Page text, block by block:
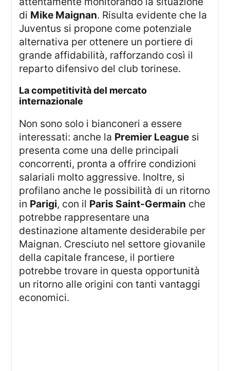
di Mike Maignan. Risulta evidente che la
Juventus si propone come potenziale
alternativa per ottenere un portiere di
grande affidabilità, rafforzando così il
reparto difensivo del club torinese.
la competitività del mercato
internazionale
Non sono solo i bianconeri a essere
interessati: anche la Premier League si
presenta come una delle principali
concorrenti, pronta a offrire condizioni
salariali molto aggressive. Inoltre, si
profilano anche le possibilità di un ritorno
in Parigi, con il Paris Saint-Germain che
potrebbe rappresentare una
destinazione altamente desiderabile per
Maignan. Cresciuto nel settore giovanile
della capitale francese, il portiere
potrebbe trovare in questa opportunità
un ritorno alle origini con tanti vantaggi
economici.